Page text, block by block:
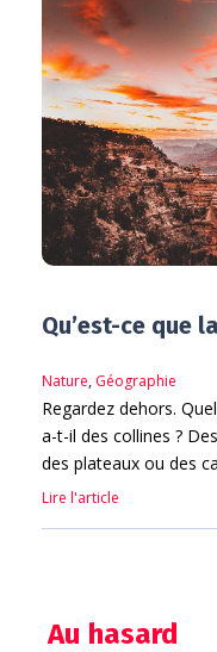
Qu’est-ce que
Nature, Géographie
Regardez dehors.
a-t-il des collines ?
des plateaux ou des
Lire l'article
Au hasard